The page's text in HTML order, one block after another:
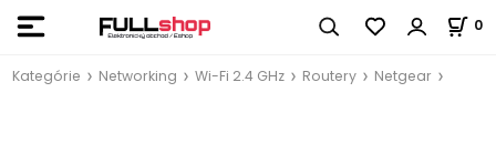
0
Kategórie Networking Wi-Fi 2.4 GHz Routery Netgear